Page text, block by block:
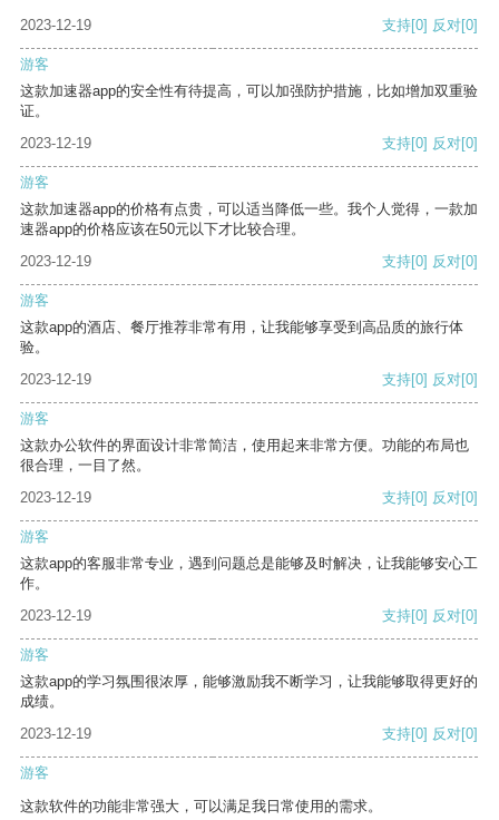
2023-12-19 支持[0] 反对[0]
游客
这款加速器app的安全性有待提高，可以加强防护措施，比如增加双重验
证。
2023-12-19
支持[0] 反对[0]
游客
这款加速器app的价格有点贵，可以适当降低一些。我个人觉得，一款加
速器app的价格应该在50元以下才比较合理。
2023-12-19
支持[0] 反对[0]
游客
这款app的酒店、餐厅推荐非常有用，让我能够享受到高品质的旅行体
验。
2023-12-19
支持[0] 反对[0]
游客
这款办公软件的界面设计非常简洁，使用起来非常方便。功能的布局也
很合理，一目了然。
2023-12-19
支持[0] 反对[0]
游客
这款app的客服非常专业，遇到问题总是能够及时解决，让我能够安心工
作。
2023-12-19
支持[0] 反对[0]
游客
这款app的学习氛围很浓厚，能够激励我不断学习，让我能够取得更好的
成绩。
2023-12-19
支持[0] 反对[0]
游客
这款软件的功能非常强大，可以满足我日常使用的需求。